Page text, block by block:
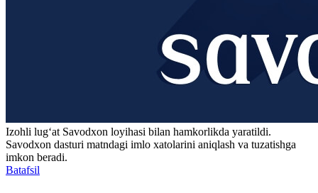
Izohli lugʻat Savodxon loyihasi bilan hamkorlikda yaratildi.
Savodxon dasturi matndagi imlo xatolarini aniqlash va tuzatishga
imkon beradi.
Batafsil